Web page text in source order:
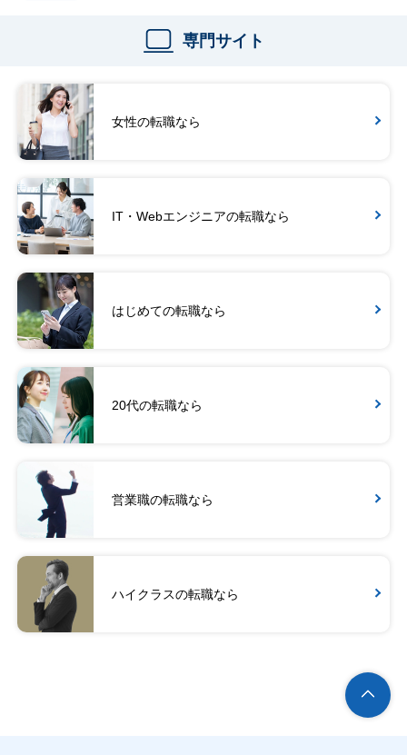
専門サイト
女性の転職なら
IT・Webエンジニアの転職なら
はじめての転職なら
20代の転職なら
営業職の転職なら
ハイクラスの転職なら